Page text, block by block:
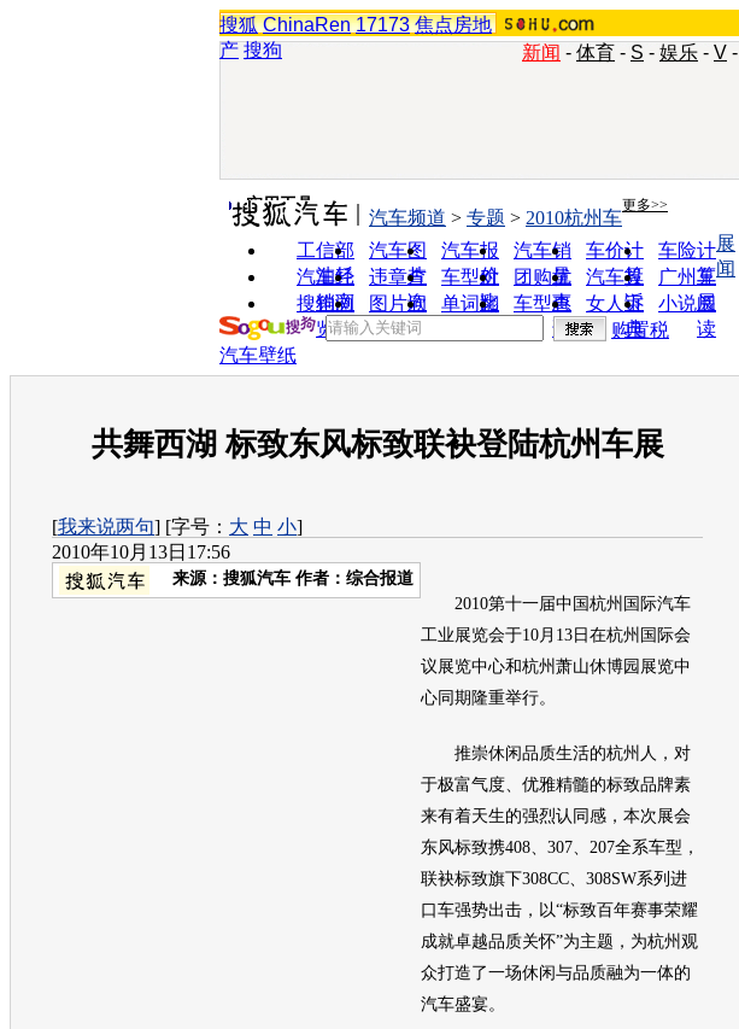
搜狐 ChinaRen 17173 焦点房地
产 搜狗 新闻 - 体育 - S - 娱乐 - V -
实用工具 更多>>
工信部
油耗
汽车图
片
汽车报
价
汽车销
量
车价计
算
车险计
算
汽车经
销商
违章查
询
车型对
比
团购优
惠
汽车投
诉
广州车
展
搜狗浏
览器
图片欣
赏
单词翻
车型查
询
女人宝
典
小说阅
读
汽车频道 > 专题 > 2010杭州车
展
闻
购置税
汽车壁纸
共舞西湖 标致东风标致联袂登陆杭州车展
[我来说两句] [字号： 大 中 小]
2010年10月13日17:56
来源： 搜狐汽车 作者：综合报道
2010第十一届中国杭州国际汽车
工业展览会于10月13日在杭州国际会
议展览中心和杭州萧山休博园展览中
心同期隆重举行。
推崇休闲品质生活的杭州人，对
于极富气度、优雅精髓的标致品牌素
来有着天生的强烈认同感，本次展会
东风标致携408、307、207全系车型，
联袂标致旗下308CC、308SW系列进
口车强势出击，以“标致百年赛事荣耀
成就卓越品质关怀”为主题，为杭州观
众打造了一场休闲与品质融为一体的
汽车盛宴。